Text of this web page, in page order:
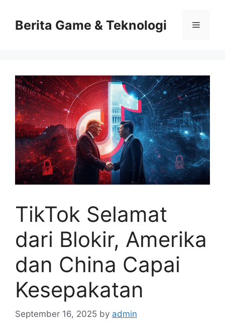
contentBerita Game & Teknologi Menu
TikTok Selamat
dari Blokir, Amerika
dan China Capai
Kesepakatan
September 16, 2025 by admin